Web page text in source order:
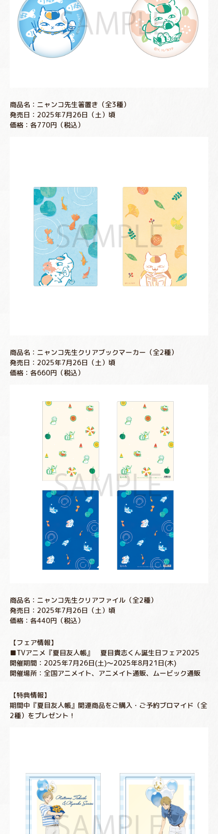
商品名：ニャンコ先生箸置き（全3種）
発売日：2025年7月26日（土）頃
価格：各770円（税込）
商品名：ニャンコ先生クリアブックマーカー（全2種）
発売日：2025年7月26日（土）頃
価格：各660円（税込）
商品名：ニャンコ先生クリアファイル（全2種）
発売日：2025年7月26日（土）頃
価格：各440円（税込）
【フェア情報】
■TVアニメ『夏目友人帳』 夏目貴志くん誕生日フェア2025
開催期間：2025年7月26日(土)～2025年8月21日(木)
開催場所：全国アニメイト、アニメイト通販、ムービック通販
【特典情報】
期間中『夏目友人帳』関連商品をご購入・ご予約ブロマイド（全
2種）をプレゼント！